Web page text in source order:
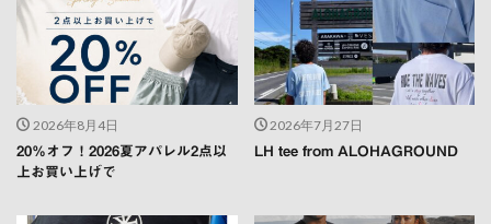
2026年8月4日
20％オフ！2026夏アパレル2点以
上お買い上げで
2026年7月27日
LH tee from ALOHAGROUND